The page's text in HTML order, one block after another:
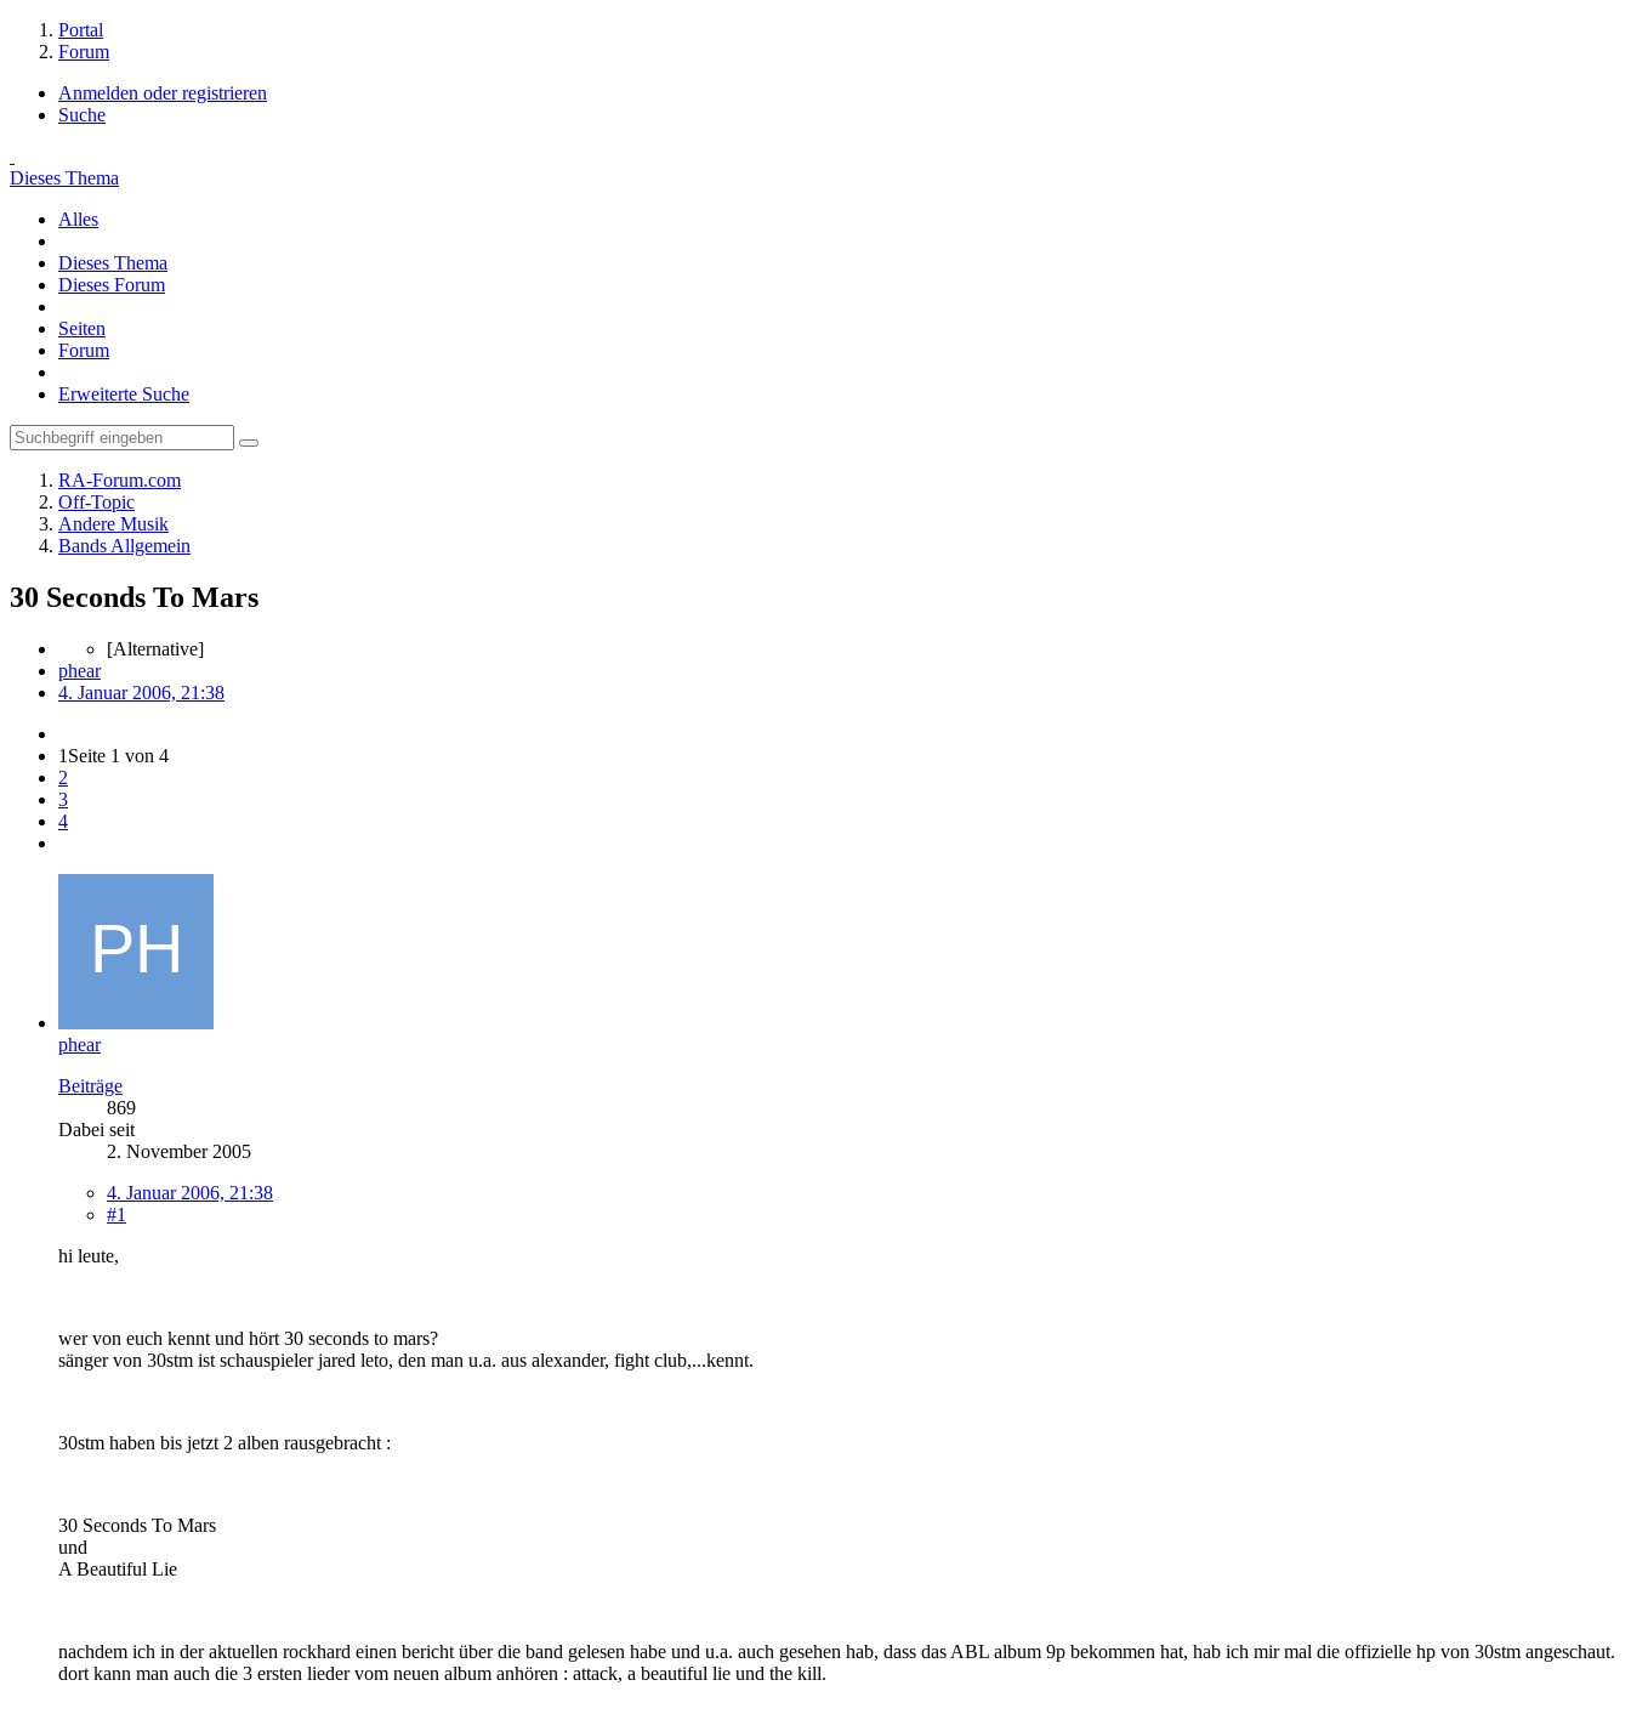
Portal
Forum
Anmelden oder registrieren
Suche
Dieses Thema
Alles
Dieses Thema
Dieses Forum
Seiten
Forum
Erweiterte Suche
RA-Forum.com
Off-Topic
Andere Musik
Bands Allgemein
30 Seconds To Mars
[Alternative]
phear
4. Januar 2006, 21:38
1 Seite 1 von 4
2
3
4
phear
Beiträge
869
Dabei seit
2. November 2005
4. Januar 2006, 21:38
#1
hi leute,
wer von euch kennt und hört 30 seconds to mars?
sänger von 30stm ist schauspieler jared leto, den man u.a. aus alexander, fight club,...kennt.
30stm haben bis jetzt 2 alben rausgebracht :
30 Seconds To Mars
und
A Beautiful Lie
nachdem ich in der aktuellen rockhard einen bericht über die band gelesen habe und u.a. auch gesehen hab, dass das ABL album 9p bekommen hat, hab ich mir mal die offizielle hp von 30stm angeschaut.
dort kann man auch die 3 ersten lieder vom neuen album anhören : attack, a beautiful lie und the kill.